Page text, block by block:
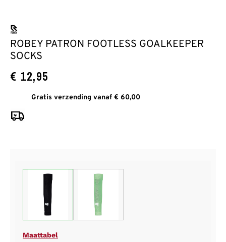
ROBEY PATRON FOOTLESS GOALKEEPER
SOCKS
€ 12,95
Gratis verzending vanaf € 60,00
Maattabel